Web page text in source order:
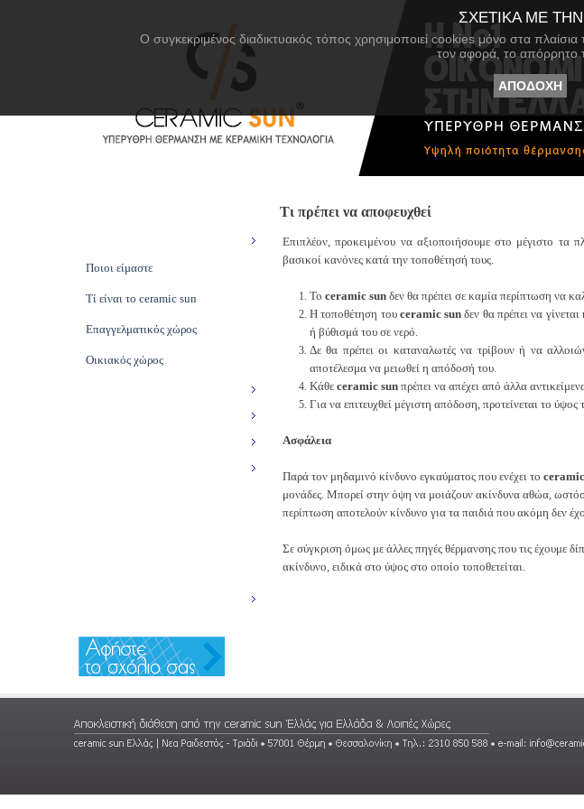
Ποιοι είμαστε
Τί είναι το ceramic sun
Επαγγελματικός χώρος
Οικιακός χώρος
Τι πρέπει να αποφευχθεί
Επιπλέον, προκειμένου να αξιοποιήσουμε στο μέγιστο τα
βασικοί κανόνες κατά την τοποθέτησή τους.
Το ceramic sun δεν θα πρέπει σε καμία περίπτωση να
Η τοποθέτηση του ceramic sun δεν θα πρέπει να
ή βύθισμά του σε νερό.
Δε θα πρέπει οι καταναλωτές να τρίβουν ή να
αποτέλεσμα να μειωθεί η απόδοσή του.
Κάθε ceramic sun πρέπει να απέχει από άλλα
Για να επιτευχθεί μέγιστη απόδοση, προτείνεται το ύψος
Ασφάλεια
Παρά τον μηδαμινό κίνδυνο εγκαύματος που ενέχει το
μονάδες. Μπορεί στην όψη να μοιάζουν ακίνδυνα αθώα,
περίπτωση αποτελούν κίνδυνο για τα παιδιά που ακόμη δεν
Σε σύγκριση όμως με άλλες πηγές θέρμανσης που τις έχουμε
ακίνδυνο, ειδικά στο ύψος στο οποίο τοποθετείται.
ΣΧΕΤΙΚΑ ΜΕ
Ο συγκεκριμένος διαδικτυακός τόπος χρησιμοποιεί cookies μόνο στα
τον αφορά, το απόρρητο
ΑΠΟΔΟΧΗ